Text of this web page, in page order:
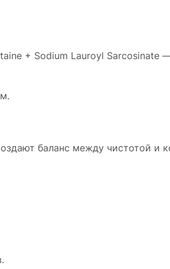
+ Sodium Lauroyl Sarcosinate —
баланс между чистотой и